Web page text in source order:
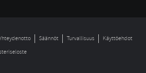
Säännöt Turvallisuus
Käyttöehdot